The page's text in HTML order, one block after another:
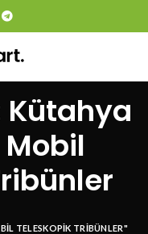
Kütahya
TELESKOPIK TRIBÜNLER"